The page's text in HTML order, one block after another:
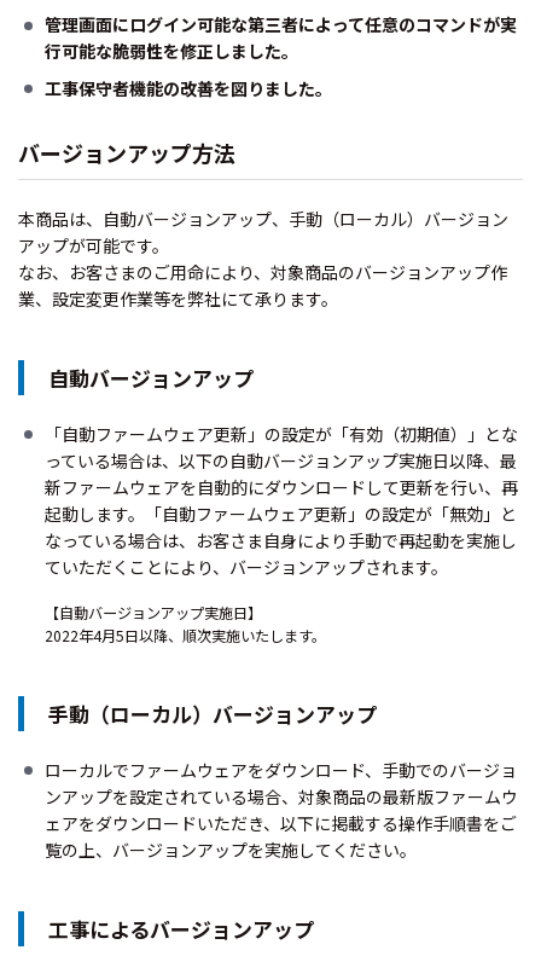
管理画面にログイン可能な第三者によって任意のコマンドが実
行可能な脆弱性を修正しました。
工事保守者機能の改善を図りました。
バージョンアップ方法
本商品は、自動バージョンアップ、手動（ローカル）バージョン
アップが可能です。
なお、お客さまのご用命により、対象商品のバージョンアップ作
業、設定変更作業等を弊社にて承ります。
自動バージョンアップ
「自動ファームウェア更新」の設定が「有効（初期値）」とな
っている場合は、以下の自動バージョンアップ実施日以降、最
新ファームウェアを自動的にダウンロードして更新を行い、再
起動します。「自動ファームウェア更新」の設定が「無効」と
なっている場合は、お客さま自身により手動で再起動を実施し
ていただくことにより、バージョンアップされます。
【自動バージョンアップ実施日】
2022年4月5日以降、順次実施いたします。
手動（ローカル）バージョンアップ
ローカルでファームウェアをダウンロード、手動でのバージョ
ンアップを設定されている場合、対象商品の最新版ファームウ
ェアをダウンロードいただき、以下に掲載する操作手順書をご
覧の上、バージョンアップを実施してください。
工事によるバージョンアップ